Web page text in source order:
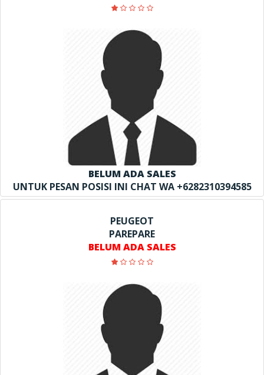
BELUM ADA SALES
UNTUK PESAN POSISI INI CHAT WA +6282310394585
PEUGEOT
PAREPARE
BELUM ADA SALES